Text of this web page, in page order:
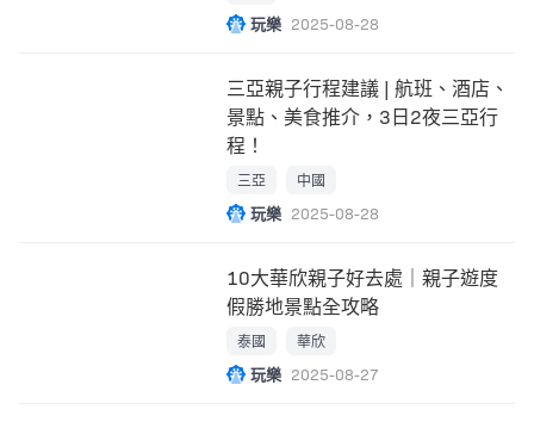
玩樂 2025-08-28
三亞親子行程建議 | 航班、酒店、
景點、美食推介，3日2夜三亞行
程！
三亞 中國
玩樂 2025-08-28
10大華欣親子好去處｜親子遊度
假勝地景點全攻略
泰國 華欣
玩樂 2025-08-27